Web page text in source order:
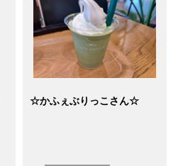
☆かふぇぶりっこさん☆